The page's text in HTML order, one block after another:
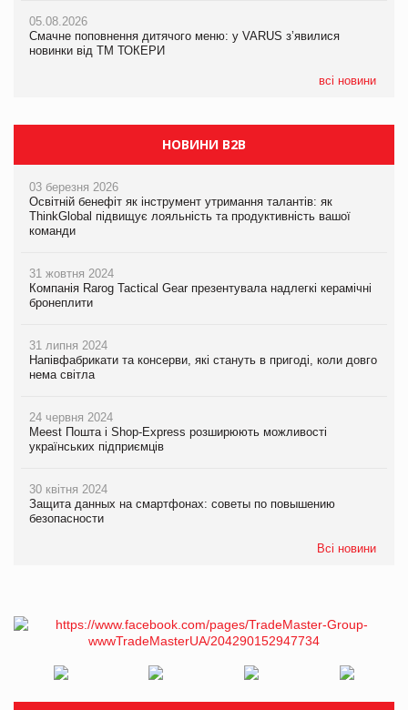
05.08.2026
Смачне поповнення дитячого меню: у VARUS з’явилися
новинки від ТМ ТОКЕРИ
всі новини
05.08.2026
Смачне поповнення дитячого меню: у VARUS з’явилися
новинки від ТМ ТОКЕРИ
НОВИНИ B2B
03 березня 2026
Освітній бенефіт як інструмент утримання талантів: як
ThinkGlobal підвищує лояльність та продуктивність вашої
команди
31 жовтня 2024
Компанія Rarog Tactical Gear презентувала надлегкі керамічні
бронеплити
31 липня 2024
Напівфабрикати та консерви, які стануть в пригоді, коли довго
нема світла
24 червня 2024
Meest Пошта і Shop-Express розширюють можливості
українських підприємців
30 квітня 2024
Защита данных на смартфонах: советы по повышению
безопасности
Всі новини